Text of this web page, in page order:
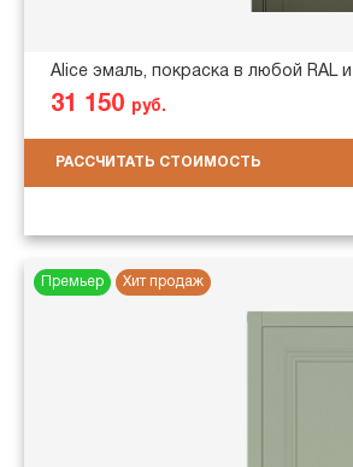
Alice эмаль, покраска в любой RAL и
31 150 руб.
РАССЧИТАТЬ СТОИМОСТЬ
Премьер Хит продаж